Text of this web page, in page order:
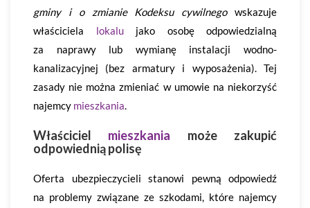
gminy i o zmianie Kodeksu cywilnegowskazuje
właściciela lokalujako osobę odpowiedzialną
za naprawy lub wymianę instalacji wodno-
kanalizacyjnej (bez armatury i wyposażenia). Tej
zasady nie można zmieniać w umowie na niekorzyść
najemcy mieszkania.
Właściciel mieszkania może zakupić
odpowiednią polisę
Oferta ubezpieczycieli stanowi pewną odpowiedź
na problemy związane ze szkodami, które najemcy